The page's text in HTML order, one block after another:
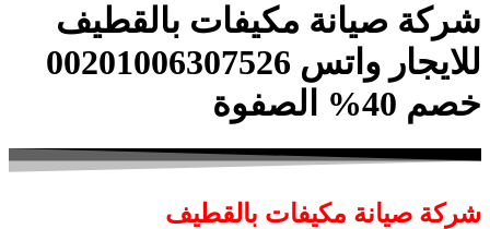
شركة صيانة مكيفات بالقطيف
للايجار واتس 00201006307526
خصم 40% الصفوة
شركة صيانة مكيفات بالقطيف